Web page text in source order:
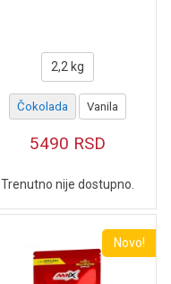
2,2 kg
Čokolada Vanila
5490 RSD
Trenutno nije dostupno.
Novo!